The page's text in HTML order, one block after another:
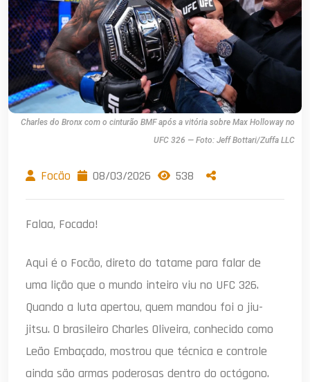
Charles do Bronx com o cinturão BMF após a vitória sobre Max Holloway no
UFC 326 — Foto: Jeff Bottari/Zuffa LLC
Focão 08/03/2026 538
Falaa, Focado!
Aqui é o Focão, direto do tatame para falar de
uma lição que o mundo inteiro viu no UFC 326.
Quando a luta apertou, quem mandou foi o jiu-
jitsu. O brasileiro Charles Oliveira, conhecido como
Leão Embaçado, mostrou que técnica e controle
ainda são armas poderosas dentro do octógono.